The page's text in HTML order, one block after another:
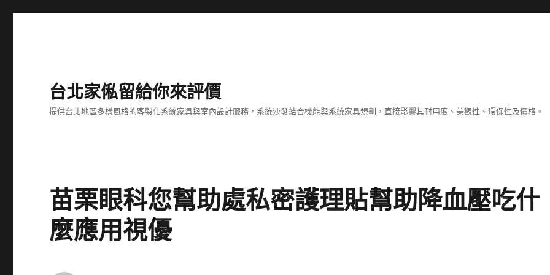
台北家俬留給你來評價
提供台北地區多樣風格的客製化系統家具與室內設計服務，系統沙發結合機能與系統家具規劃，直接影響其耐用度、美觀性、環保性及價格。
苗栗眼科您幫助處私密護理貼幫助降血壓吃什
麼應用視優